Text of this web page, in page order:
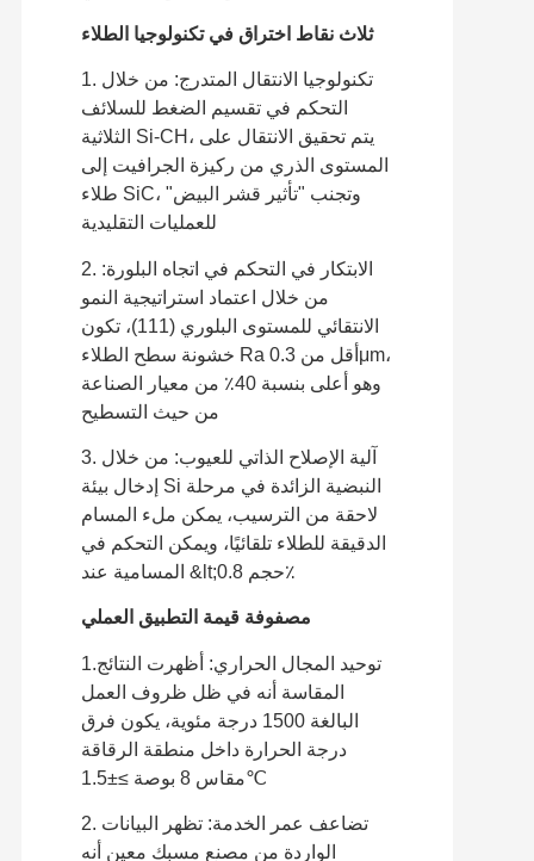
ثلاث نقاط اختراق في تكنولوجيا الطلاء
1. تكنولوجيا الانتقال المتدرج: من خلال
التحكم في تقسيم الضغط للسلائف
الثلاثية Si-CH، يتم تحقيق الانتقال على
المستوى الذري من ركيزة الجرافيت إلى
طلاء SiC، وتجنب "تأثير قشر البيض"
2. الابتكار في التحكم في اتجاه البلورة:
من خلال اعتماد استراتيجية النمو
الانتقائي للمستوى البلوري (111)، تكون
خشونة سطح الطلاء Ra أقل من 0.3μm،
وهو أعلى بنسبة 40٪ من معيار الصناعة
3. آلية الإصلاح الذاتي للعيوب: من خلال
إدخال بيئة Si النبضية الزائدة في مرحلة
لاحقة من الترسيب، يمكن ملء المسام
الدقيقة للطلاء تلقائيًا، ويمكن التحكم في
المسامية عند &lt;0.8 حجم٪
مصفوفة قيمة التطبيق العملي
1.توحيد المجال الحراري: أظهرت النتائج
المقاسة أنه في ظل ظروف العمل
البالغة 1500 درجة مئوية، يكون فرق
درجة الحرارة داخل منطقة الرقاقة
مقاس 8 بوصة ≥±1.5℃
2. تضاعف عمر الخدمة: تظهر البيانات
الواردة من مصنع مسبك معين أنه